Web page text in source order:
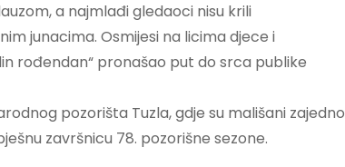
a najmlađi gledaoci nisu krili
junacima. Osmijesi na licima djece i
rođendan“ pronašao put do srca publike
pozorišta Tuzla, gdje su mališani zajedno
završnicu 78. pozorišne sezone.